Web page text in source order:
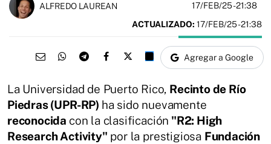
ALFREDO LAUREAN 17/FEB/25- 21:38
ACTUALIZADO: 17/FEB/25 - 21:38
Agregar a Google
La Universidad de Puerto Rico, Recinto de Río
Piedras (UPR-RP) ha sido nuevamente
reconocida con la clasificación "R2: High
Research Activity" por la prestigiosa Fundación